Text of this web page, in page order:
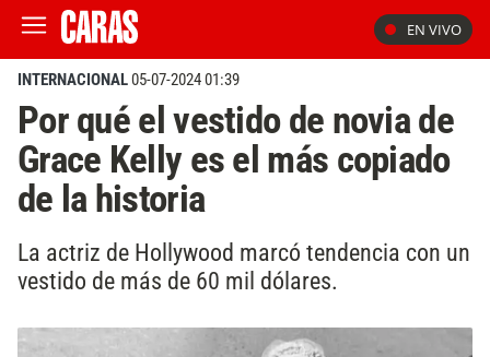
EN VIVO
INTERNACIONAL05-07-2024 01:39
Por qué el vestido de novia de
Grace Kelly es el más copiado
de la historia
La actriz de Hollywood marcó tendencia con un
vestido de más de 60 mil dólares.